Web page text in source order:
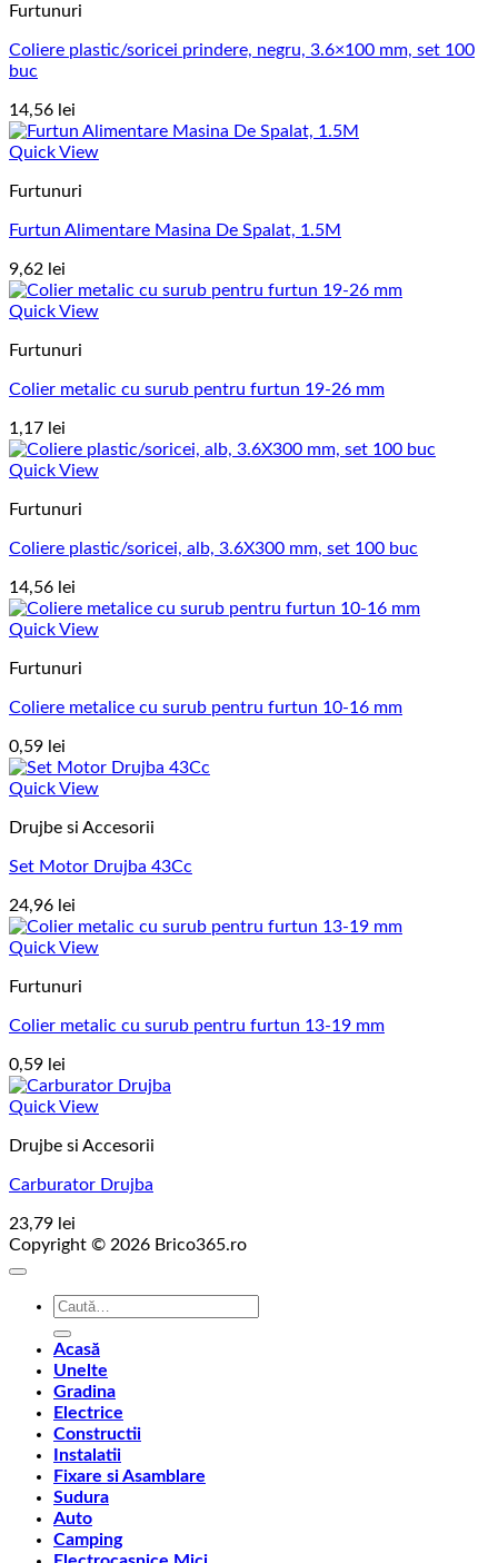
Furtunuri
Coliere plastic/soricei prindere, negru, 3.6×100 mm, set 100
buc
14,56 lei
Quick View
Furtunuri
Furtun Alimentare Masina De Spalat, 1.5M
9,62 lei
Quick View
Furtunuri
Colier metalic cu surub pentru furtun 19-26 mm
1,17 lei
Quick View
Furtunuri
Coliere plastic/soricei, alb, 3.6X300 mm, set 100 buc
14,56 lei
Quick View
Furtunuri
Coliere metalice cu surub pentru furtun 10-16 mm
0,59 lei
Quick View
Drujbe si Accesorii
Set Motor Drujba 43Cc
24,96 lei
Quick View
Furtunuri
Colier metalic cu surub pentru furtun 13-19 mm
0,59 lei
Quick View
Drujbe si Accesorii
Carburator Drujba
23,79 lei
Copyright © 2026 Brico365.ro
Caută
Acasă
Unelte
Gradina
Electrice
Constructii
Instalatii
Fixare si Asamblare
Sudura
Auto
Camping